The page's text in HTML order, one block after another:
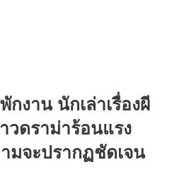
งาน นักเล่าเรื่องผี
วดราม่าร้อนแรง
มจะปรากฏชัดเจน